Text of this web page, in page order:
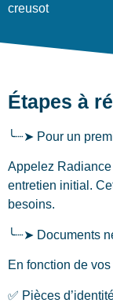
creusot
Étapes à
╰┈➤ Pour un
Appelez
entretien initial.
besoins.
╰┈➤ Documents
En fonction de
✅ Pièces